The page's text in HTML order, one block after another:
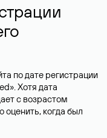
по дате регистрации
Хотя дата
с возрастом
когда был